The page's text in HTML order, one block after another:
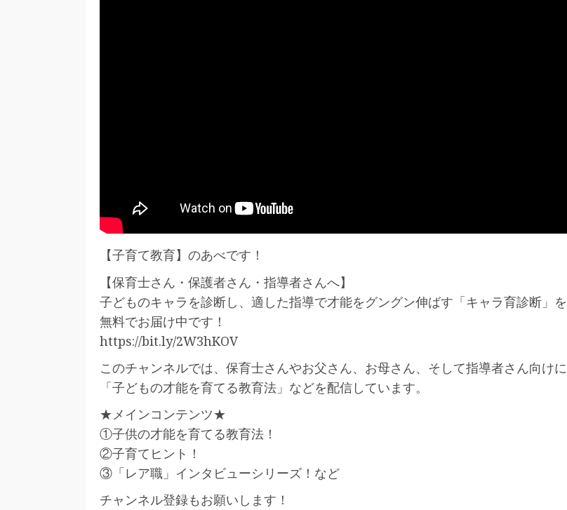
【子育て教育】のあべです！
【保育士さん・保護者さん・指導者さんへ】
子どものキャラを診断し、適した指導で才能をグングン伸ばす「キャラ育診断」を
無料でお届け中です！
https://bit.ly/2W3hKOV
このチャンネルでは、保育士さんやお父さん、お母さん、そして指導者さん向けに
「子どもの才能を育てる教育法」などを配信しています。
★メインコンテンツ★
①子供の才能を育てる教育法！
②子育てヒント！
③「レア職」インタビューシリーズ！など
チャンネル登録もお願いします！